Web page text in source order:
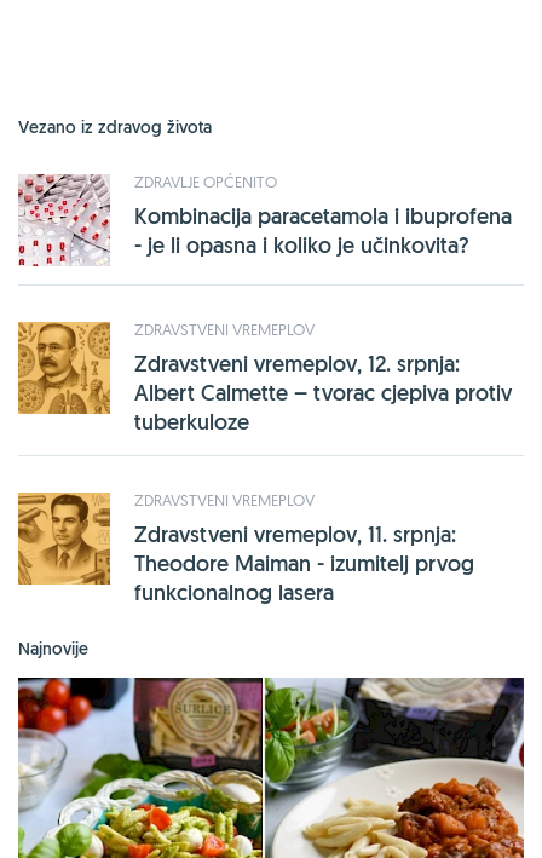
Vezano iz zdravog života
ZDRAVLJE OPĆENITO
Kombinacija paracetamola i ibuprofena
- je li opasna i koliko je učinkovita?
ZDRAVSTVENI VREMEPLOV
Zdravstveni vremeplov, 12. srpnja:
Albert Calmette – tvorac cjepiva protiv
tuberkuloze
ZDRAVSTVENI VREMEPLOV
Zdravstveni vremeplov, 11. srpnja:
Theodore Maiman - izumitelj prvog
funkcionalnog lasera
Najnovije